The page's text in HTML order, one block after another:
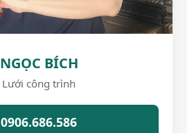
NGỌC BÍCH
Lưới công trình
0906.686.586